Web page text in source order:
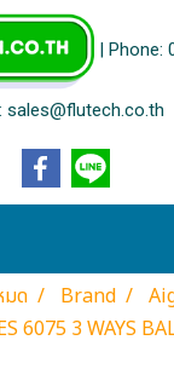
| Phone:
sales@flutech.co.th
มด Brand
6075 3 WAYS